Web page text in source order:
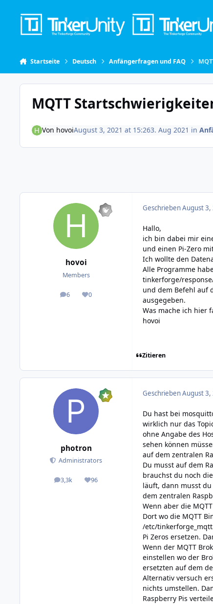
Startseite Deutsch Anfängerfragen und FAQ
MQTT
Von hovoiAugust 3, 2021 at 15:263. Aug 2021 in
hovoi
Members
6
posts 0
Reputation
GeschriebenAugust 3,
Hallo,
ich bin dabei mir
und einen Pi-Zero
Ich wollte den
Alle Programme
tinkerforge/
und dem Befehl auf
ausgegeben.
Was mache ich hier
hovoi
Zitieren
photron
Administrators
3,3k
posts 96
Reputation
GeschriebenAugust 3,
Du hast bei
wirklich nur das
ohne Angabe des
sehen können
auf dem zentralen
Du musst auf dem
brauchst du noch
läuft, dann musst
dem zentralen
Wenn aber die
Dort wo die MQTT
/etc/
Pi Zeros ersetzen.
Wenn der MQTT
einstellen wo der
ersetzten auf dem
Alternativ versuch
nichts umstellen.
Raspberry Pis